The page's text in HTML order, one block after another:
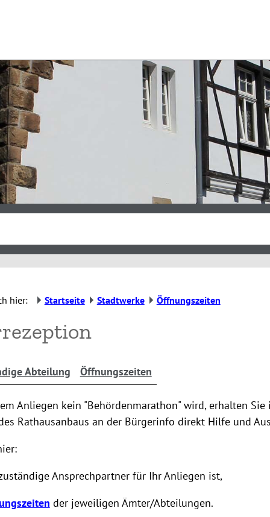
hier: Startseite Stadtwerke Öffnungszeiten
Abteilung Öffnungszeiten
Anliegen kein "Behördenmarathon" wird, erhalten Sie
Rathausanbaus an der Bürgerinfo direkt Hilfe und
Ansprechpartner für Ihr Anliegen ist,
der jeweiligen Ämter/Abteilungen.